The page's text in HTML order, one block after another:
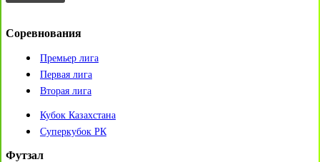
Соревнования
Премьер лига
Первая лига
Вторая лига
Кубок Казахстана
Суперкубок РК
Футзал